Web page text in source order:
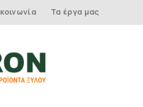
Τα έργα μας